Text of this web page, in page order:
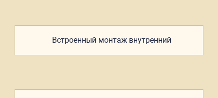
Встроенный монтаж внутренний